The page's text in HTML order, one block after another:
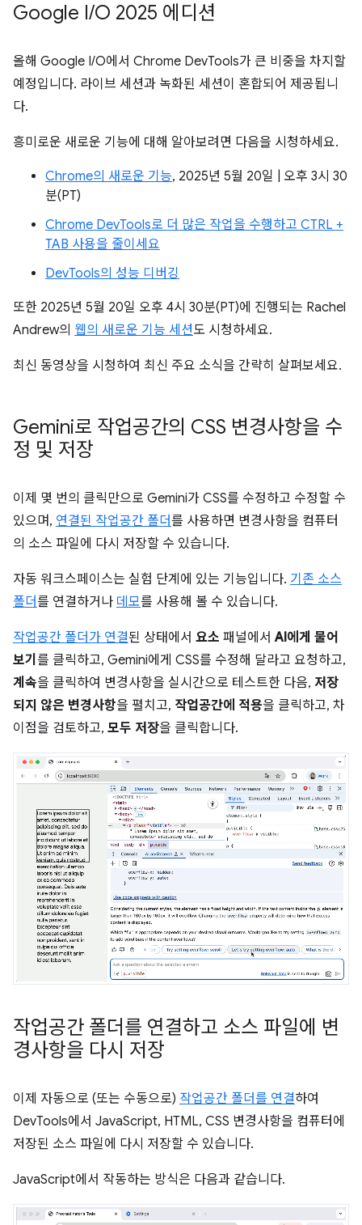
Google I/O 2025 에디션
올해 Google I/O에서 Chrome DevTools가 큰 비중을 차지할
예정입니다. 라이브 세션과 녹화된 세션이 혼합되어 제공됩니
다.
흥미로운 새로운 기능에 대해 알아보려면 다음을 시청하세요.
Chrome의 새로운 기능, 2025년 5월 20일 | 오후 3시 30
분(PT)
Chrome DevTools로 더 많은 작업을 수행하고 CTRL +
TAB 사용을 줄이세요
DevTools의 성능 디버깅
또한 2025년 5월 20일 오후 4시 30분(PT)에 진행되는 Rachel
Andrew의 웹의 새로운 기능 세션도 시청하세요.
최신 동영상을 시청하여 최신 주요 소식을 간략히 살펴보세요.
Gemini로 작업공간의 CSS 변경사항을 수
정 및 저장
이제 몇 번의 클릭만으로 Gemini가 CSS를 수정하고 수정할 수
있으며, 연결된 작업공간 폴더를 사용하면 변경사항을 컴퓨터
의 소스 파일에 다시 저장할 수 있습니다.
자동 워크스페이스는 실험 단계에 있는 기능입니다. 기존 소스
폴더를 연결하거나 데모를 사용해 볼 수 있습니다.
작업공간 폴더가 연결된 상태에서 요소 패널에서AI에게 물어
보기 를 클릭하고, Gemini에게 CSS를 수정해 달라고 요청하고,
계속을 클릭하여 변경사항을 실시간으로 테스트한 다음, 저장
되지 않은 변경사항을 펼치고, 작업공간에 적용을 클릭하고, 차
이점을 검토하고, 모두 저장을 클릭합니다.
작업공간 폴더를 연결하고 소스 파일에 변
경사항을 다시 저장
이제 자동으로 (또는 수동으로) 작업공간 폴더를 연결하여
DevTools에서 JavaScript, HTML, CSS 변경사항을 컴퓨터에
저장된 소스 파일에 다시 저장할 수 있습니다.
JavaScript에서 작동하는 방식은 다음과 같습니다.